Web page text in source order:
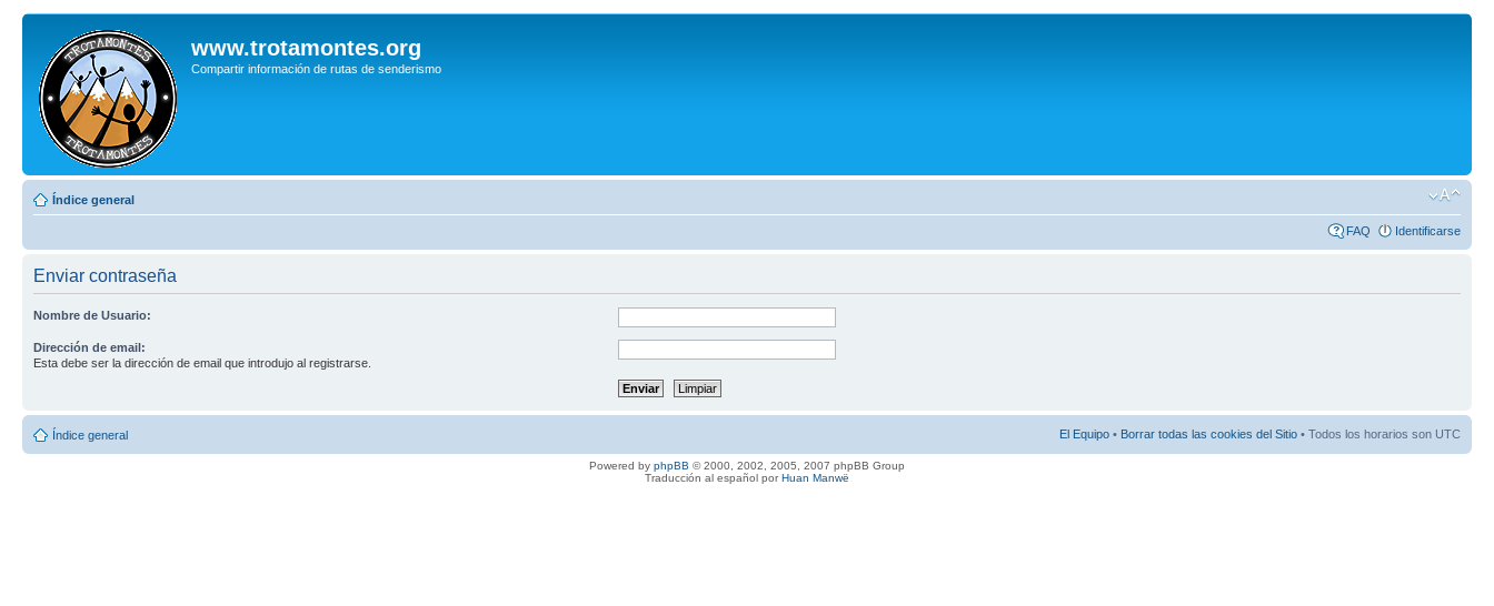
www.trotamontes.org
Compartir información de rutas de senderismo
Índice general
FAQ Identificarse
Enviar contraseña
Nombre de Usuario:
Dirección de email:
Esta debe ser la dirección de email que introdujo al registrarse.
Índice general El Equipo • Borrar todas las cookies del Sitio • Todos los horarios son UTC
Powered by phpBB © 2000, 2002, 2005, 2007 phpBB Group
Traducción al español porHuan Manwë